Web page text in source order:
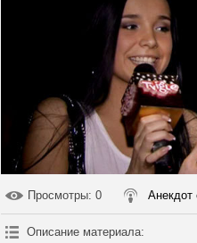
Просмотры: 0 Анекдот
Описание материала: